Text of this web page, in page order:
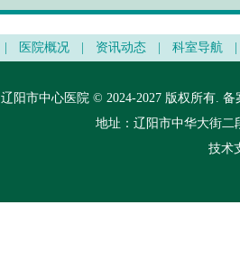
医院概况 资讯动态 科室导航
辽阳市中心医院 © 2024-2027 版权所有. 备
地址：辽阳市中华大街二
技术